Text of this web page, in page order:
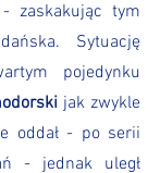
zaskakując tym
Sytuację
jak zwykle
oddał - po serii